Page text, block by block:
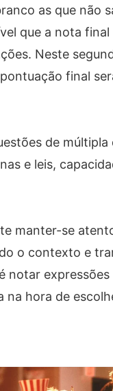
as que não
que a nota final
Neste
final
de múltipla
e leis,
manter-se
o contexto e
notar expressões
na hora de